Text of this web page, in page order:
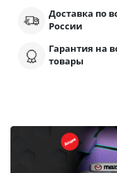
Доставка по
России
Гарантия на
товары